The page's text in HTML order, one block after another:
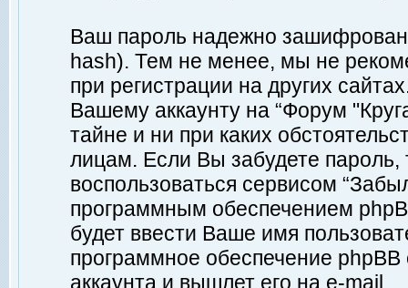
Ваш пароль надежно
hash). Тем не менее, мы не
при регистрации на других
Вашему аккаунту на “Форум
тайне и ни при каких
лицам. Если Вы забудете пароль,
воспользоваться сервисом
программным обеспечением
будет ввести Ваше имя
программное обеспечение
аккаунта и вышлет его на e-mail.